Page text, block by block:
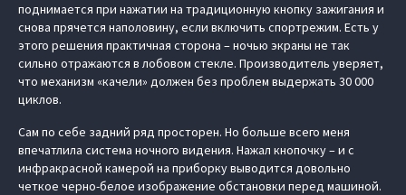
поднимается при нажатии на традиционную кнопку зажигания и
снова прячется наполовину, если включить спортрежим. Есть у
этого решения практичная сторона – ночью экраны не так
сильно отражаются в лобовом стекле. Производитель уверяет,
что механизм «качели» должен без проблем выдержать 30 000
циклов.
Сам по себе задний ряд просторен. Но больше всего меня
впечатлила система ночного видения. Нажал кнопочку – и с
инфракрасной камерой на приборку выводится довольно
четкое черно-белое изображение обстановки перед машиной.